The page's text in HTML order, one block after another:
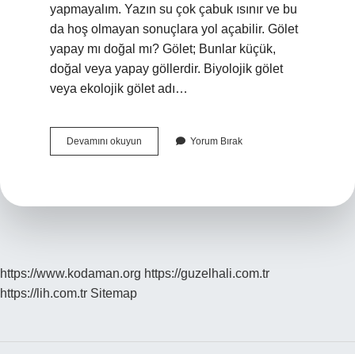
yapmayalım. Yazın su çok çabuk ısınır ve bu
da hoş olmayan sonuçlara yol açabilir. Gölet
yapay mı doğal mı? Gölet; Bunlar küçük,
doğal veya yapay göllerdir. Biyolojik gölet
veya ekolojik gölet adı…
Devamını okuyun
Gölet
Yorum Bırak
https://www.kodaman.org https://guzelhali.com.tr
https://lih.com.tr Sitemap